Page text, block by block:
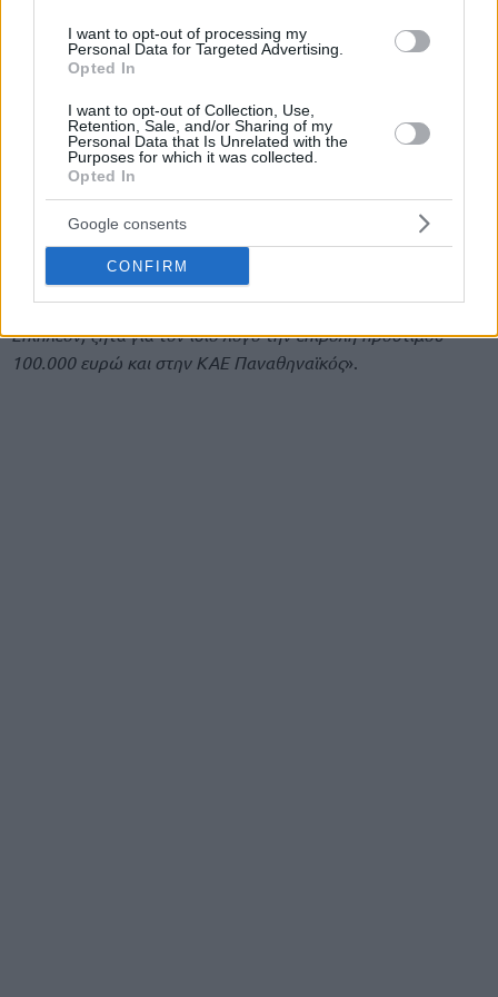
I want to opt-out of processing my
Personal Data for Targeted Advertising.
Opted In
I want to opt-out of Collection, Use,
Retention, Sale, and/or Sharing of my
Personal Data that Is Unrelated with the
Purposes for which it was collected.
Opted In
Google consents
CONFIRM
Η ανακοίνωση του Ολυμπιακού: «Με τη σημερινή
καταγγελία της προς τον Αθλητικό Δικαστή του ΕΣΑΚΕ, η
ΚΑΕ Ολυμπιακός ζητά την επιβολή διετούς απαγόρευσης
εισόδου στα γήπεδα και προστίμου 100.000 ευρώ στον
Δημήτρη Γιαννακόπουλο, επικαλούμενη και τις επιβαρυντικές
περιστάσεις της υποτροπής που προβλέπει ο Πειθαρχικός
Κώδικας.
Επιπλέον, ζητά για τον ίδιο λόγο την επιβολή προστίμου
100.000 ευρώ και στην ΚΑΕ Παναθηναϊκός».